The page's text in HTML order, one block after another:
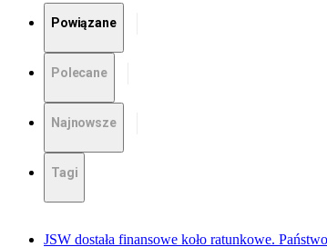
Powiązane
Polecane
Najnowsze
Tagi
JSW dostała finansowe koło ratunkowe.